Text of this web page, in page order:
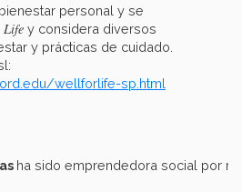
personal y se
Life y considera diversos
y prácticas de cuidado.
wellforlife-sp.html
ha sido emprendedora social por